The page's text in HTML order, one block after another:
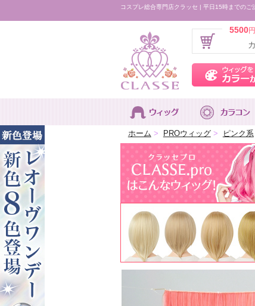
コスプレ総合専門店クラッセ | 平日15時までのご
5500
ホーム > PROウィッグ > ピンク系